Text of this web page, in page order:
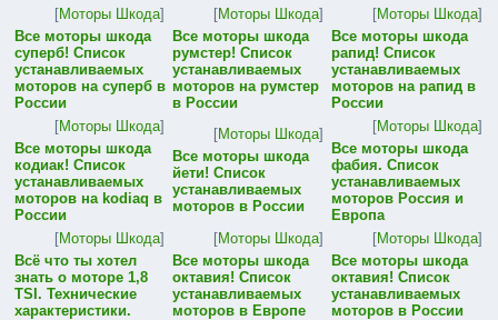
[Моторы Шкода]
Все моторы шкода
суперб! Список
устанавливаемых
моторов на суперб в
России
[Моторы Шкода]
Все моторы шкода
румстер! Список
устанавливаемых
моторов на румстер
в России
[Моторы Шкода]
Все моторы шкода
рапид! Список
устанавливаемых
моторов на рапид в
России
[Моторы Шкода]
Все моторы шкода
кодиак! Список
устанавливаемых
моторов на kodiaq в
России
[Моторы Шкода]
Все моторы шкода
йети! Список
устанавливаемых
моторов в России
[Моторы Шкода]
Все моторы шкода
фабия. Список
устанавливаемых
моторов Россия и
Европа
[Моторы Шкода]
Всё что ты хотел
знать о моторе 1,8
TSI. Технические
характеристики.
[Моторы Шкода]
Все моторы шкода
октавия! Список
устанавливаемых
моторов в Европе
[Моторы Шкода]
Все моторы шкода
октавия! Список
устанавливаемых
моторов в России